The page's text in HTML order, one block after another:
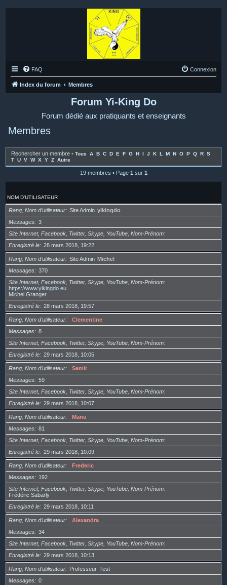
FAQ Connexion
Index du forum Membres
Forum Yi-King Do
Forum dédié aux pratiquants et enseignants
Membres
Rechercher un membre • Tous A B C D E F G H I J K L M N O P Q R S
T U V W X Y Z Autre
19 membres • Page 1 sur 1
NOM D’UTILISATEUR
Rang, Nom d’utilisateur Site Admin yikingdo
Messages
3
Site Internet, Facebook, Twitter, Skype, YouTube, Nom-Prénom
Enregistré le
28 mars 2018, 19:22
Rang, Nom d’utilisateur Site Admin Michel
Messages
370
Site Internet, Facebook, Twitter, Skype, YouTube, Nom-Prénom
https://www.yikingdo.eu
Michel Granger
Enregistré le
28 mars 2018, 19:57
Rang, Nom d’utilisateur
Clementine
Messages
8
Site Internet, Facebook, Twitter, Skype, YouTube, Nom-Prénom
Enregistré le
29 mars 2018, 10:05
Rang, Nom d’utilisateur
Samir
Messages
59
Site Internet, Facebook, Twitter, Skype, YouTube, Nom-Prénom
Enregistré le
29 mars 2018, 10:07
Rang, Nom d’utilisateur
Manu
Messages
81
Site Internet, Facebook, Twitter, Skype, YouTube, Nom-Prénom
Enregistré le
29 mars 2018, 10:09
Rang, Nom d’utilisateur
Frederic
Messages
192
Site Internet, Facebook, Twitter, Skype, YouTube, Nom-Prénom
Frédéric Sabarly
Enregistré le
29 mars 2018, 10:11
Rang, Nom d’utilisateur
Alexandra
Messages
34
Site Internet, Facebook, Twitter, Skype, YouTube, Nom-Prénom
Enregistré le
29 mars 2018, 10:13
Rang, Nom d’utilisateur Professeur Test
Messages
0